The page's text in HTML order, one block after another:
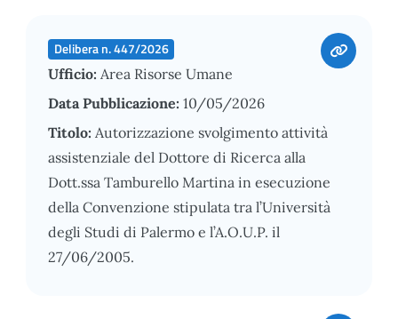
Delibera n. 447/2026
Ufficio: Area Risorse Umane
Data Pubblicazione: 10/05/2026
Titolo: Autorizzazione svolgimento attività
assistenziale del Dottore di Ricerca alla
Dott.ssa Tamburello Martina in esecuzione
della Convenzione stipulata tra l’Università
degli Studi di Palermo e l’A.O.U.P. il
27/06/2005.